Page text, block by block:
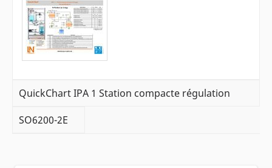
QuickChart IPA 1 Station compacte régulation
SO6200-2E